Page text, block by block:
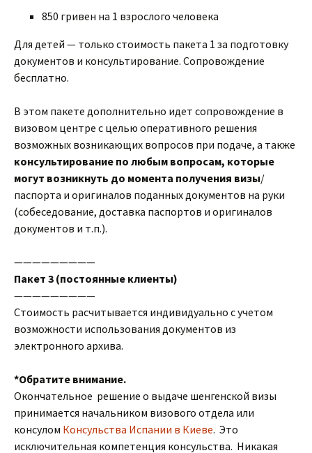
850 гривен на 1 взрослого человека
Для детей — только стоимость пакета 1 за подготовку
документов и консультирование. Сопровождение
бесплатно.
В этом пакете дополнительно идет сопровождение в
визовом центре с целью оперативного решения
возможных возникающих вопросов при подаче, а также
консультирование по любым вопросам, которые
могут возникнуть до момента получения визы/
паспорта и оригиналов поданных документов на руки
(собеседование, доставка паспортов и оригиналов
документов и т.п.).
—————————
Пакет 3 (постоянные клиенты)
—————————
Стоимость расчитывается индивидуально с учетом
возможности использования документов из
электронного архива.
*Обратите внимание.
Окончательное решение о выдаче шенгенской визы
принимается начальником визового отдела или
консулом Консульства Испании в Киеве. Это
исключительная компетенция консульства. Никакая